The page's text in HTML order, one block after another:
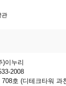
관
이누리
2008
호 (디테크타워 과